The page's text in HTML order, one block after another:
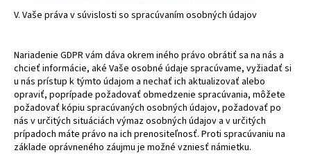
V. Vaše práva v súvislosti so spracúvaním osobných údajov
Nariadenie GDPR vám dáva okrem iného právo obrátiť sa na nás a
chcieť informácie, aké Vaše osobné údaje spracúvame, vyžiadať si
u nás prístup k týmto údajom a nechať ich aktualizovať alebo
opraviť, poprípade požadovať obmedzenie spracúvania, môžete
požadovať kópiu spracúvaných osobných údajov, požadovať po
nás v určitých situáciách výmaz osobných údajov a v určitých
prípadoch máte právo na ich prenositeľnosť. Proti spracúvaniu na
základe oprávneného záujmu je možné vzniesť námietku.